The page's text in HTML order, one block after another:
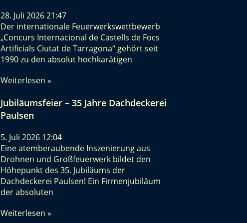
28. Juli 202621:47
Der internationale Feuerwerkswettbewerb
„Concurs Internacional de Castells de Focs
Artificials Ciutat de Tarragona“ gehört seit
1990 zu den absolut hochkarätigen
Weiterlesen »
Jubiläumsfeier – 35 Jahre Dachdeckerei
Paulsen
5. Juli 2026 12:04
Eine atemberaubende Inszenierung aus
Drohnen und Großfeuerwerk bildet den
Höhepunkt des 35. Jubiläums der
Dachdeckerei Paulsen! Ein Firmenjubiläum
der absoluten
Weiterlesen »